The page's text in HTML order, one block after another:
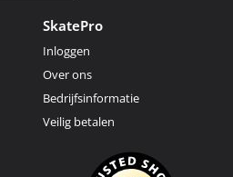
SkatePro
Inloggen
Over ons
Bedrijfsinformatie
Veilig betalen